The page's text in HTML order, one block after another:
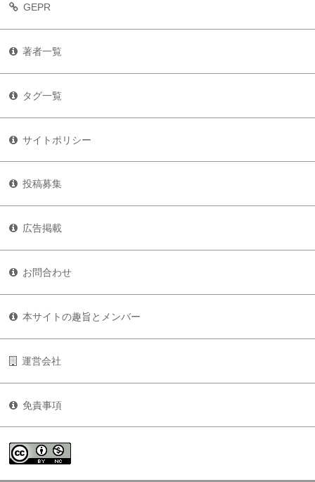
GEPR
著者一覧
タグ一覧
サイトポリシー
投稿募集
広告掲載
お問合わせ
本サイトの趣旨とメンバー
運営会社
免責事項